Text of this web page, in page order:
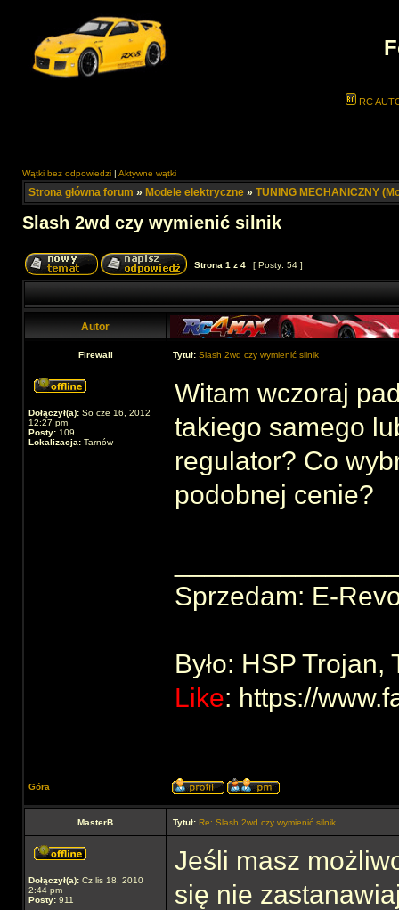
RC
Wątki bez odpowiedzi | Aktywne wątki
Strona główna forum » Modele elektryczne » TUNING MECHANICZNY
Slash 2wd czy wymienić silnik
Strona 1 z 4 [ Posty: 54 ]
Autor
Firewall Tytuł: Slash 2wd czy wymienić silnik
Dołączył(a): So cze 16, 2012
12:27 pm
Posty: 109
Lokalizacja: Tarnów
Witam wczoraj
takiego samego
regulator? Co
podobnej cenie?
Sprzedam: E-
Było: HSP
Like: https://
Góra
MasterB Tytuł: Re: Slash 2wd czy wymienić silnik
Dołączył(a): Cz lis 18, 2010
2:44 pm
Posty: 911
Jeśli masz
się nie